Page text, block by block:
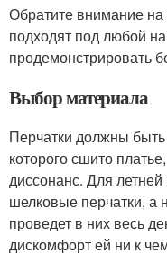
Обратите внимание на
подходят под любой
продемонстрировать
Выбор материала
Перчатки должны
которого сшито
диссонанс. Для
шелковые перчатки, а
проведет в них весь
дискомфорт ей ни к